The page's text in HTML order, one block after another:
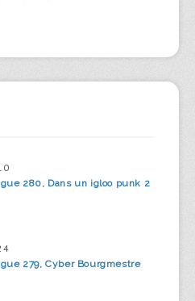
280, Dans un igloo punk 2
279, Cyber Bourgmestre